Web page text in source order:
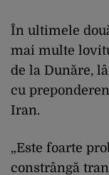
În ultimele
mai multe
de la Dunăre,
cu
Iran.
„Este foarte
constrângă